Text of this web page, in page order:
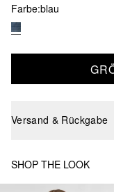
Farbe:blau
Versand & Rückgabe
SHOP THE LOOK